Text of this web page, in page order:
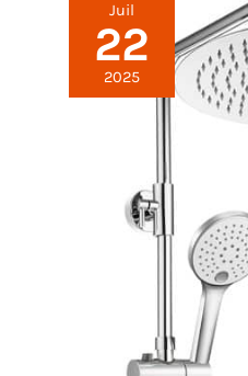
Juil
22
2025